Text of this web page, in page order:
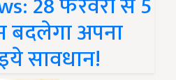
बदलेगा अपना
सावधान!